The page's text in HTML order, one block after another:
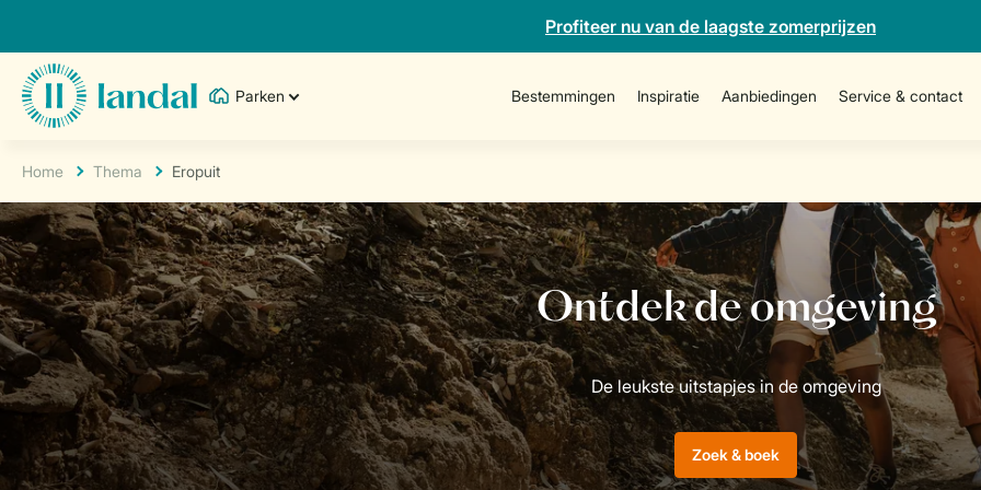
Profiteer nu van de laagste zomerprijzen
Parken Bestemmingen Inspiratie Aanbiedingen Service & contact
Home Thema Eropuit
Zoek & boek